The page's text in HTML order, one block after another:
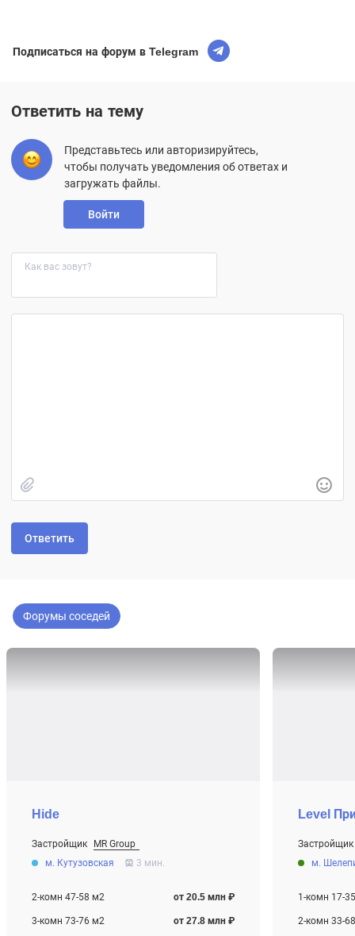
Подписаться на форум в Telegram
Ответить на тему
Представьтесь или авторизируйтесь,
чтобы получать уведомления об ответах и
загружать файлы.
Войти
Как вас зовут?
Форумы соседей
Hide
Застройщик
MR Group
От 20.5 млн ₽
Строится
м. Кутузовская 3 мин.
2-комн 47-58 м2 от 20.5 млн ₽
3-комн 73-76 м2 от 27.8 млн ₽
Level
Застройщик
От 9.7 млн ₽
Строится
м.
1-комн 17-
2-комн 33-